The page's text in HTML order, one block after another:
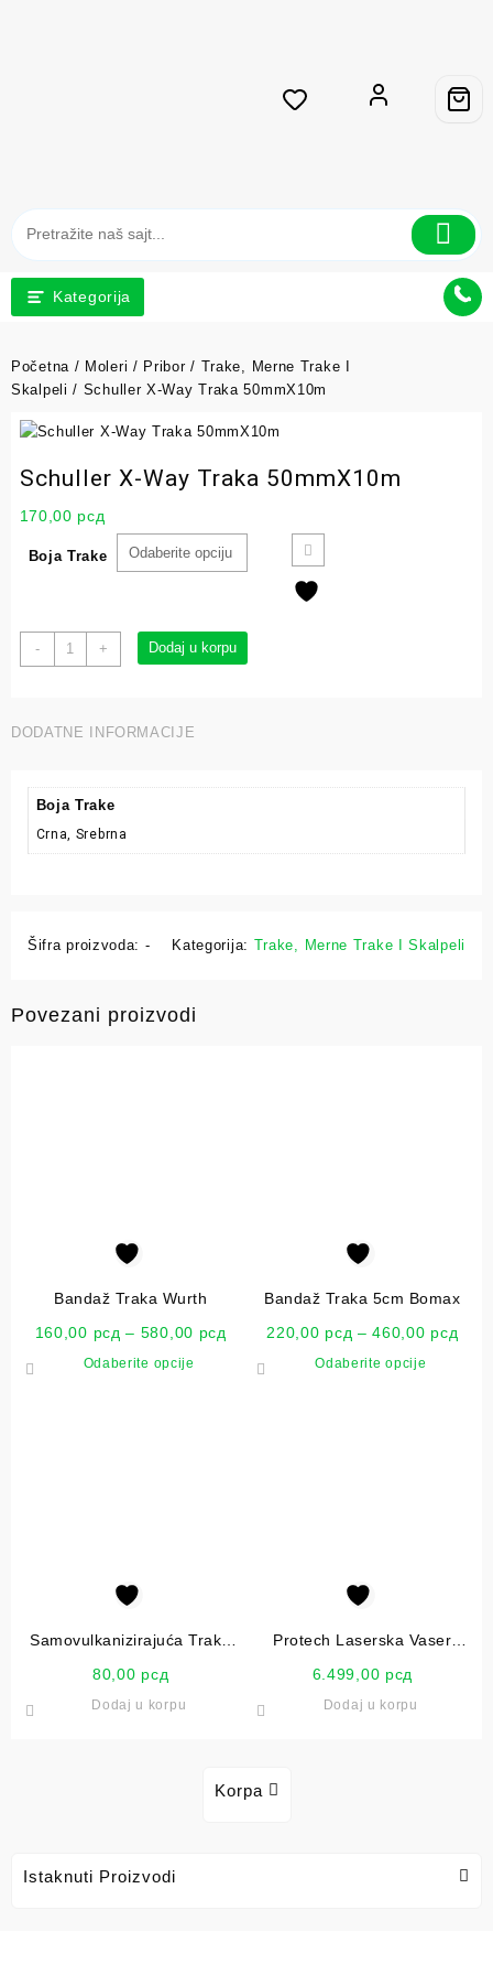
Kategorija
Korpa
Početna / Moleri / Pribor/ Trake, Merne Trake I
Skalpeli / Schuller X-Way Traka 50mmX10m
Schuller X-Way Traka 50mmX10m
170,00 рсд
Boja Trake
- + Dodaj u korpu
DODATNE INFORMACIJE
Boja Trake
Crna, Srebrna
Šifra proizvoda: - Kategorija: Trake, Merne Trake I Skalpeli
Povezani proizvodi
Bandaž Traka Wurth
160,00 рсд – 580,00 рсд
Odaberite opcije
Bandaž Traka 5cm Bomax
220,00 рсд – 460,00 рсд
Odaberite opcije
Samovulkanizirajuća Traka
80,00 рсд
Dodaj u korpu
Protech Laserska Vaser
6.499,00 рсд
Dodaj u korpu
Istaknuti Proizvodi